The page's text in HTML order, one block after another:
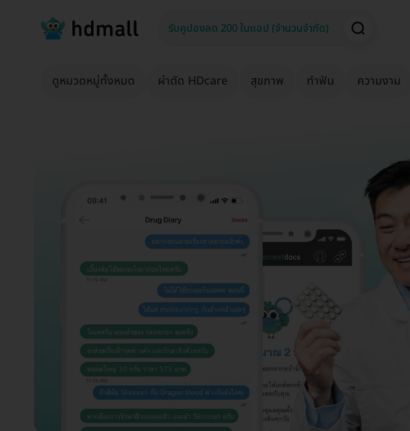
ดูหมวดหมู่ทั้งหมด ผ่าตัด HDcare สุขภาพ ทำฟัน ความงาม